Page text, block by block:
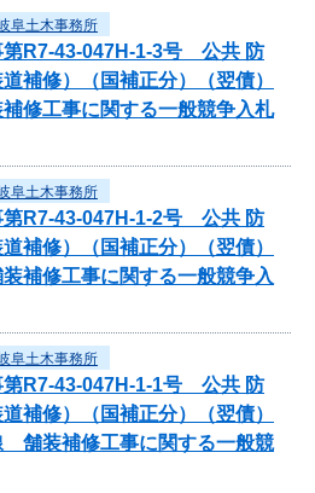
阜土木事務所
第R7-43-047H-1-3号 公共 防
補修）（国補正分）（翌債）
修工事に関する一般競争入札
阜土木事務所
第R7-43-047H-1-2号 公共 防
補修）（国補正分）（翌債）
補修工事に関する一般競争入
阜土木事務所
第R7-43-047H-1-1号 公共 防
補修）（国補正分）（翌債）
舗装補修工事に関する一般競